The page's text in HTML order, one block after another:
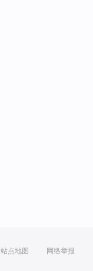
站点地图 网络举报